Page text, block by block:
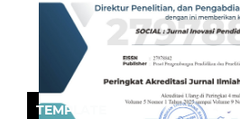
TEMPLATE